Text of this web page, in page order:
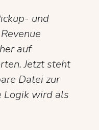
und
auf
Jetzt steht
Datei zur
Logik wird als